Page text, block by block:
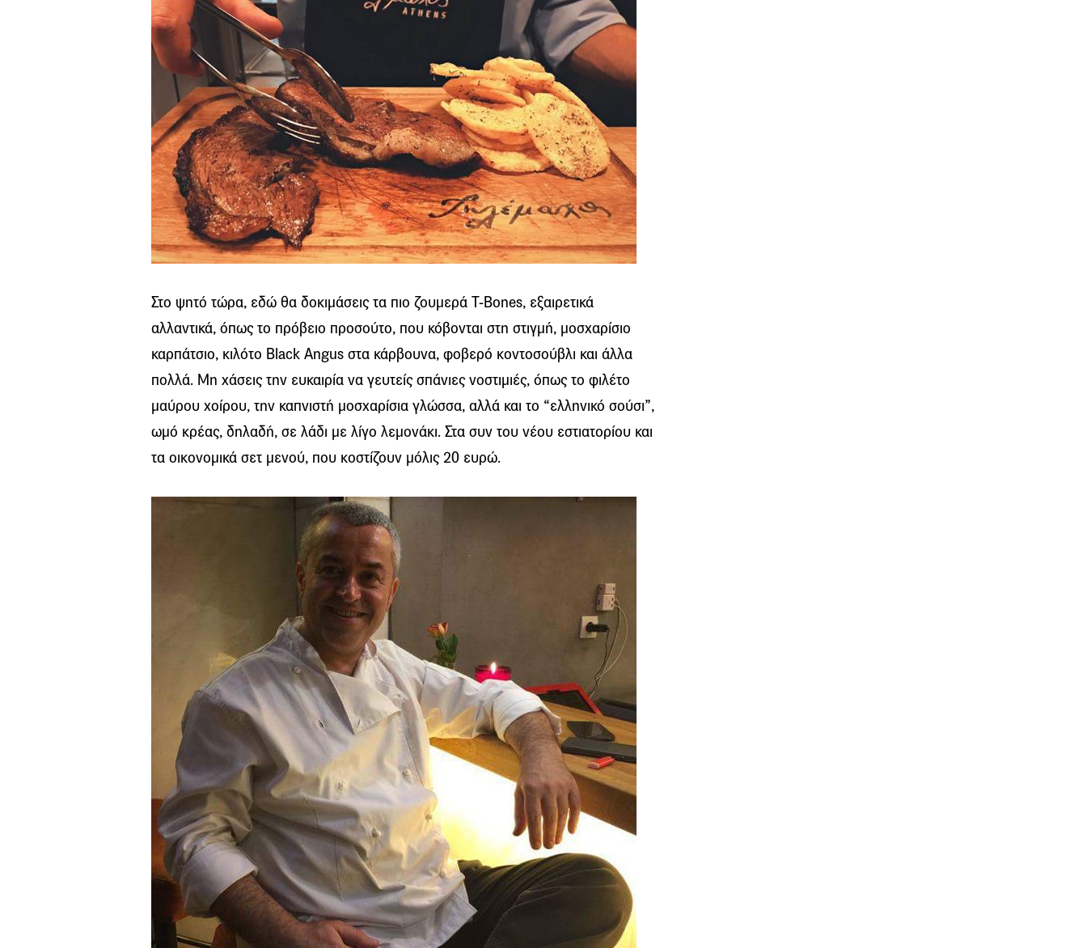
Στο ψητό τώρα, εδώ θα δοκιμάσεις τα πιο ζουμερά T-Bones, εξαιρετικά
αλλαντικά, όπως το πρόβειο προσούτο, που κόβονται στη στιγμή, μοσχαρίσιο
καρπάτσιο, κιλότο Black Angus στα κάρβουνα, φοβερό κοντοσούβλι και άλλα
πολλά. Μη χάσεις την ευκαιρία να γευτείς σπάνιες νοστιμιές, όπως το φιλέτο
μαύρου χοίρου, την καπνιστή μοσχαρίσια γλώσσα, αλλά και το “ελληνικό σούσι”,
ωμό κρέας, δηλαδή, σε λάδι με λίγο λεμονάκι. Στα συν του νέου εστιατορίου και
τα οικονομικά σετ μενού, που κοστίζουν μόλις 20 ευρώ.